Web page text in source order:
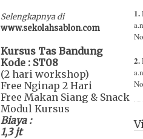
1.
2.
Selengkapnya di
www.sekolahsablon.com
Kursus Tas Bandung
Kode : ST08
(2 hari workshop)
Free Nginap 2 Hari
Free Makan Siang & Snack
Modul Kursus
Biaya :
1,3 jt